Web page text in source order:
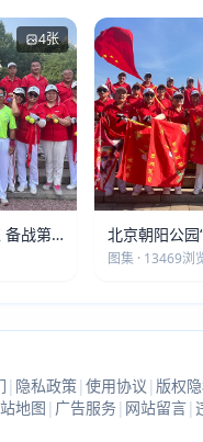
4张
备战第
健康运
北京朝阳公园
营”建党105周
图集 · 13469浏
| 隐私政策| 使用协议 | 版权
地图 | 广告服务| 网站留言|